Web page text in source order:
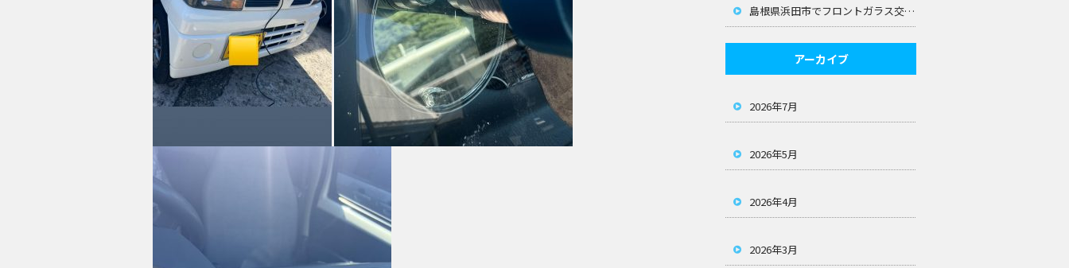
島根県浜田市でフロントガラス交換なら！飛び石修理も迅速に対応します
アーカイブ
2026年7月
2026年5月
2026年4月
2026年3月